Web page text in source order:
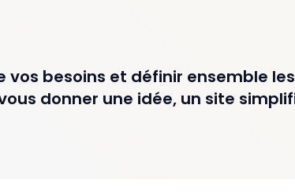
besoins et définir ensemble
donner une idée, un site